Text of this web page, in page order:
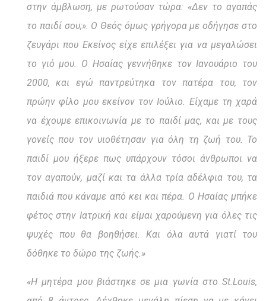
στην άμβλωση, με ρωτούσαν τώρα: «Δεν το αγαπάς
το παιδί σου;». Ο Θεός όμως γρήγορα με οδήγησε στο
ζευγάρι που Εκείνος είχε επιλέξει για να μεγαλώσει
το γιό μου. Ο Ησαίας γεννήθηκε τον Ιανουάριο του
2000, και εγώ παντρεύτηκα τον πατέρα του, τον
πρώην φίλο μου εκείνον τον Ιούλιο. Είχαμε τη χαρά
να έχουμε επικοινωνία με το παιδί μας, και με τους
γονείς που τον υιοθέτησαν για όλη τη ζωή του. Το
παιδί μου ήξερε πως υπάρχουν τόσοι άνθρωποι να
τον αγαπούν, μαζί και τα άλλα τρία αδέλφια του, τα
παιδιά που κάναμε από κει και πέρα. Ο Ησαίας μπήκε
φέτος στην Ιατρική και είμαι χαρούμενη για όλες τις
ψυχές που θα βοηθήσει. Και όλα αυτά γιατί του
δόθηκε το δώρο της ζωής.»
«Η μητέρα μου βιάστηκε σε μια γωνία στο St.Louis,